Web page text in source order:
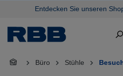
springenEntdecken Sie unseren
Büro Stühle